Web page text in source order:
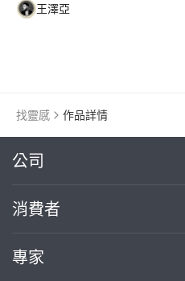
王澤亞
找靈感 作品詳情
公司
關於我們
部落格
消費者
買服務
專家
繼續完成